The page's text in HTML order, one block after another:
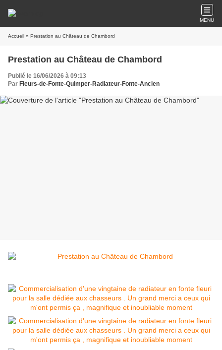
MENU
Accueil » Prestation au Château de Chambord
Prestation au Château de Chambord
Publié le 16/06/2026 à 09:13
Par Fleurs-de-Fonte-Quimper-Radiateur-Fonte-Ancien